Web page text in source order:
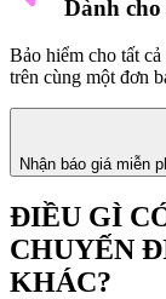
Dành
Bảo hiểm cho tất
trên cùng một đơn
Nhận báo giá miễn
ĐIỀU GÌ
CHUYẾN
KHÁC?